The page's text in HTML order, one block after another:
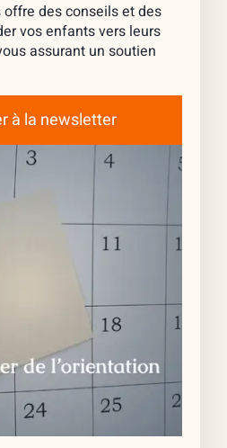
des conseils et des
vos enfants vers leurs
assurant un soutien
à la newsletter